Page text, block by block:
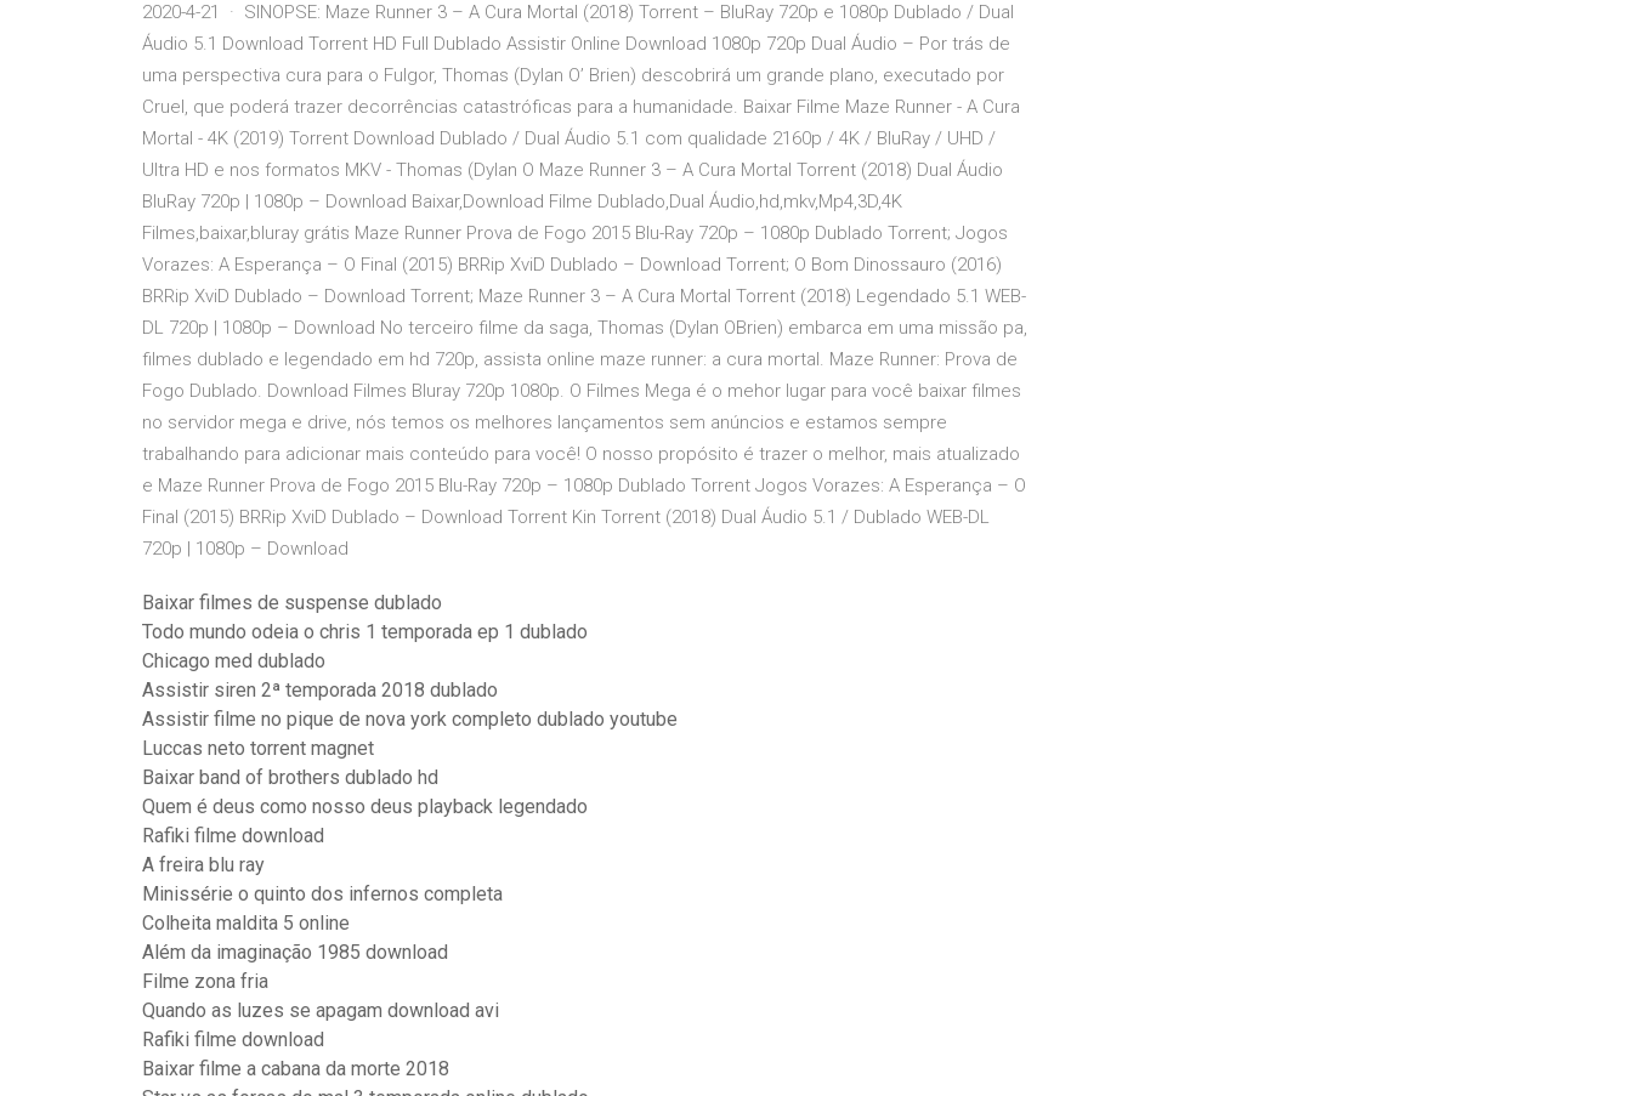
2020-4-21 · SINOPSE: Maze Runner 3 – A Cura Mortal (2018) Torrent – BluRay 720p e 1080p Dublado / Dual
Áudio 5.1 Download Torrent HD Full Dublado Assistir Online Download 1080p 720p Dual Áudio – Por trás de
uma perspectiva cura para o Fulgor, Thomas (Dylan O’ Brien) descobrirá um grande plano, executado por
Cruel, que poderá trazer decorrências catastróficas para a humanidade. Baixar Filme Maze Runner - A Cura
Mortal - 4K (2019) Torrent Download Dublado / Dual Áudio 5.1 com qualidade 2160p / 4K / BluRay / UHD /
Ultra HD e nos formatos MKV - Thomas (Dylan O Maze Runner 3 – A Cura Mortal Torrent (2018) Dual Áudio
BluRay 720p | 1080p – Download Baixar,Download Filme Dublado,Dual Áudio,hd,mkv,Mp4,3D,4K
Filmes,baixar,bluray grátis Maze Runner Prova de Fogo 2015 Blu-Ray 720p – 1080p Dublado Torrent; Jogos
Vorazes: A Esperança – O Final (2015) BRRip XviD Dublado – Download Torrent; O Bom Dinossauro (2016)
BRRip XviD Dublado – Download Torrent; Maze Runner 3 – A Cura Mortal Torrent (2018) Legendado 5.1 WEB-
DL 720p | 1080p – Download No terceiro filme da saga, Thomas (Dylan OBrien) embarca em uma missão pa,
filmes dublado e legendado em hd 720p, assista online maze runner: a cura mortal. Maze Runner: Prova de
Fogo Dublado. Download Filmes Bluray 720p 1080p. O Filmes Mega é o mehor lugar para você baixar filmes
no servidor mega e drive, nós temos os melhores lançamentos sem anúncios e estamos sempre
trabalhando para adicionar mais conteúdo para você! O nosso propósito é trazer o melhor, mais atualizado
e Maze Runner Prova de Fogo 2015 Blu-Ray 720p – 1080p Dublado Torrent Jogos Vorazes: A Esperança – O
Final (2015) BRRip XviD Dublado – Download Torrent Kin Torrent (2018) Dual Áudio 5.1 / Dublado WEB-DL
720p | 1080p – Download
Baixar filmes de suspense dublado
Todo mundo odeia o chris 1 temporada ep 1 dublado
Chicago med dublado
Assistir siren 2ª temporada 2018 dublado
Assistir filme no pique de nova york completo dublado youtube
Luccas neto torrent magnet
Baixar band of brothers dublado hd
Quem é deus como nosso deus playback legendado
Rafiki filme download
A freira blu ray
Minissérie o quinto dos infernos completa
Colheita maldita 5 online
Além da imaginação 1985 download
Filme zona fria
Quando as luzes se apagam download avi
Rafiki filme download
Baixar filme a cabana da morte 2018